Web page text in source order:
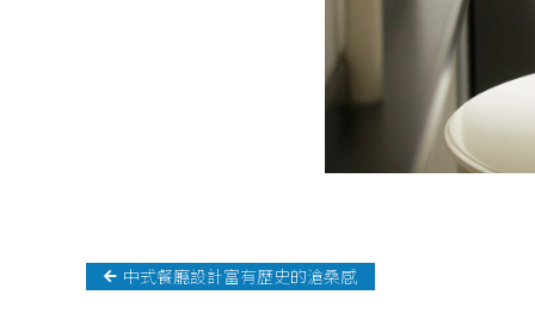
中式餐廳設計富有歷史的滄桑感